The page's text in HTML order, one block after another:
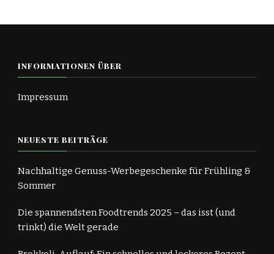
INFORMATIONEN ÜBER
Impressum
NEUESTE BEITRÄGE
Nachhaltige Genuss-Werbegeschenke für Frühling &
Sommer
Die spannendsten Foodtrends 2025 – das isst (und
trinkt) die Welt gerade